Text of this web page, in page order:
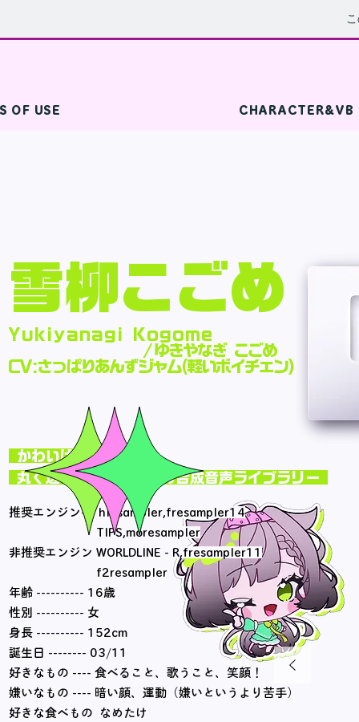
OF USE CHARACTER&VB
雪柳こごめ
Yukiyanagi Kogome
/ゆきやなぎ こごめ
​CV:さっぱりあんずジャム(軽いボイチェン)
かわいげ全振り！
丸く透き通った少女声の合成音声ライブラリー
推奨エンジン--- hifisampler,fresampler14
TIPS,moresampler
非推奨エンジン WORLDLINE - R,fresampler11
f2resampler
年齢 ---------- 16歳
性別 ---------- 女
身長 ---------- 152cm
誕生日 -------- 03/11
好きなもの ---- 食べること、歌うこと、 笑顔！
嫌いなもの ---- 暗い顔、運動（嫌いというより苦手）
好きな食べもの なめたけ